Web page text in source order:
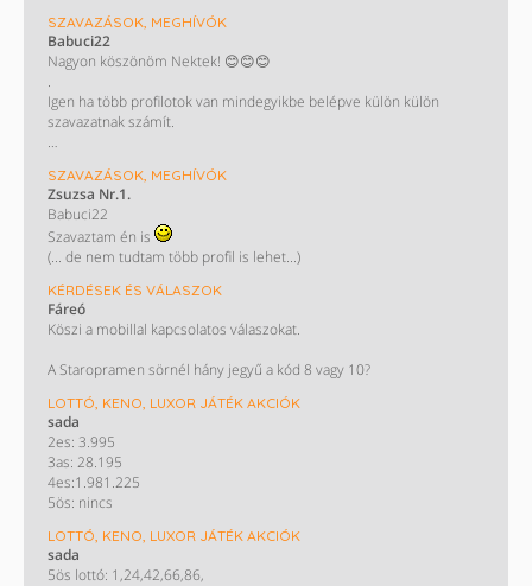
SZAVAZÁSOK, MEGHÍVÓK
Babuci22
Nagyon köszönöm Nektek! 😊😊😊
.
Igen ha több profilotok van mindegyikbe belépve külön külön
szavazatnak számít.
/ Most nem műkszik a screvo oldal de majd biztos helyrehozzàk/
SZAVAZÁSOK, MEGHÍVÓK
Zsuzsa Nr.1.
Babuci22
Szavaztam én is
(... de nem tudtam több profil is lehet...)
KÉRDÉSEK ÉS VÁLASZOK
Fáreó
Köszi a mobillal kapcsolatos válaszokat.
A Staropramen sörnél hány jegyű a kód 8 vagy 10?
LOTTÓ, KENO, LUXOR JÁTÉK AKCIÓK
sada
2es: 3.995
3as: 28.195
4es:1.981.225
5ös: nincs
LOTTÓ, KENO, LUXOR JÁTÉK AKCIÓK
sada
5ös lottó: 1,24,42,66,86,